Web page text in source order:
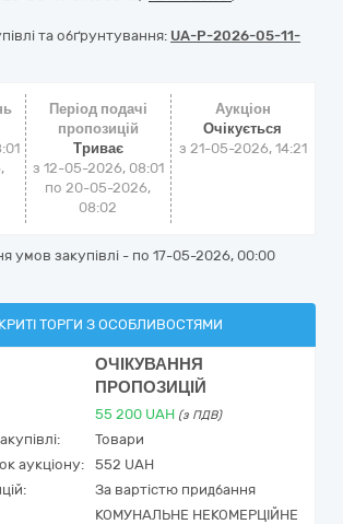
та обґрунтування: UA-P-2026-05-11-
Період подачі
пропозицій
Триває
з 12-05-2026, 08:01
по 20-05-2026,
08:02
Аукціон
Очікується
з 21-05-2026, 14:21
умов закупівлі - по 17-05-2026, 00:00
ТОРГИ З ОСОБЛИВОСТЯМИ
ОЧІКУВАННЯ
ПРОПОЗИЦІЙ
55 200 UAH (з ПДВ)
Товари
аукціону:
552 UAH
За вартістю придбання
КОМУНАЛЬНЕ НЕКОМЕРЦІЙНЕ